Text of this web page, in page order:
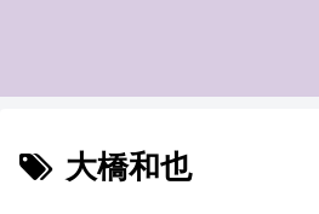
大橋和也